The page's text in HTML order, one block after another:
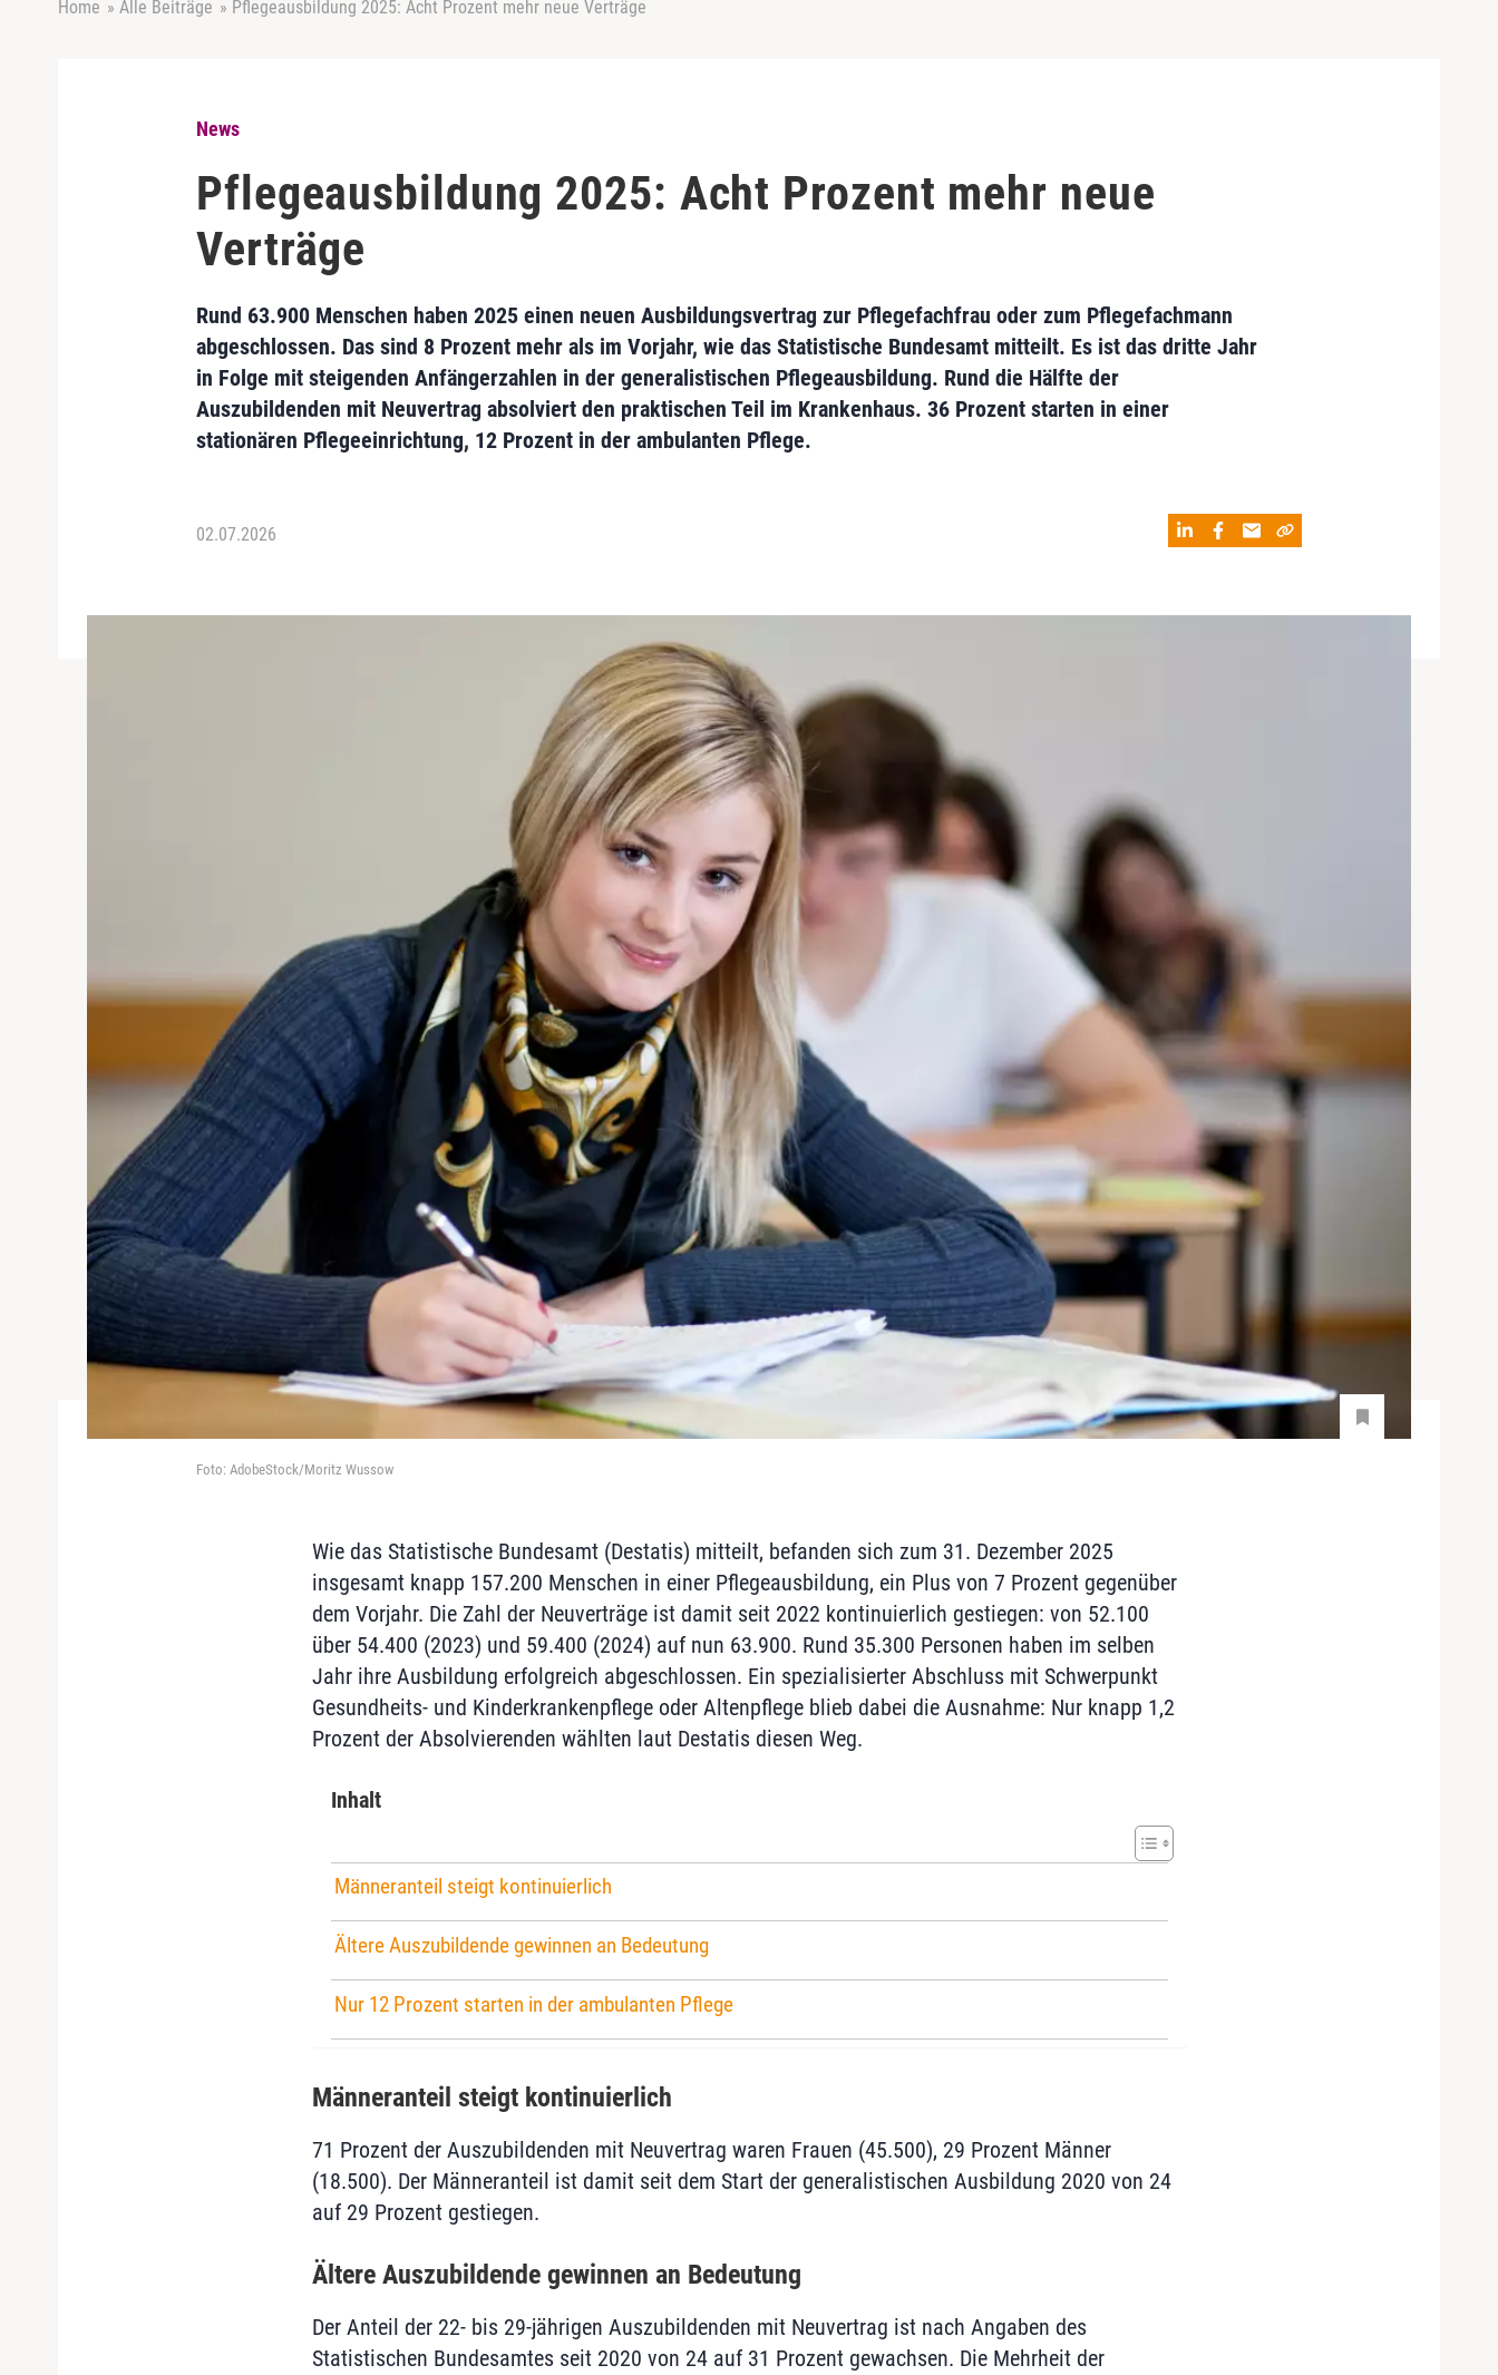
Home » Alle Beiträge » Pflegeausbildung 2025: Acht Prozent mehr neue Verträge
News
Pflegeausbildung 2025: Acht Prozent mehr neue
Verträge
Rund 63.900 Menschen haben 2025 einen neuen Ausbildungsvertrag zur Pflegefachfrau oder zum Pflegefachmann
abgeschlossen. Das sind 8 Prozent mehr als im Vorjahr, wie das Statistische Bundesamt mitteilt. Es ist das dritte Jahr
in Folge mit steigenden Anfängerzahlen in der generalistischen Pflegeausbildung. Rund die Hälfte der
Auszubildenden mit Neuvertrag absolviert den praktischen Teil im Krankenhaus. 36 Prozent starten in einer
stationären Pflegeeinrichtung, 12 Prozent in der ambulanten Pflege.
02.07.2026
Foto: AdobeStock/Moritz Wussow
Wie das Statistische Bundesamt (Destatis) mitteilt, befanden sich zum 31. Dezember 2025
insgesamt knapp 157.200 Menschen in einer Pflegeausbildung, ein Plus von 7 Prozent gegenüber
dem Vorjahr. Die Zahl der Neuverträge ist damit seit 2022 kontinuierlich gestiegen: von 52.100
über 54.400 (2023) und 59.400 (2024) auf nun 63.900. Rund 35.300 Personen haben im selben
Jahr ihre Ausbildung erfolgreich abgeschlossen. Ein spezialisierter Abschluss mit Schwerpunkt
Gesundheits- und Kinderkrankenpflege oder Altenpflege blieb dabei die Ausnahme: Nur knapp 1,2
Prozent der Absolvierenden wählten laut Destatis diesen Weg.
Inhalt
Männeranteil steigt kontinuierlich
Ältere Auszubildende gewinnen an Bedeutung
Nur 12 Prozent starten in der ambulanten Pflege
Männeranteil steigt kontinuierlich
71 Prozent der Auszubildenden mit Neuvertrag waren Frauen (45.500), 29 Prozent Männer
(18.500). Der Männeranteil ist damit seit dem Start der generalistischen Ausbildung 2020 von 24
auf 29 Prozent gestiegen.
Ältere Auszubildende gewinnen an Bedeutung
Der Anteil der 22- bis 29-jährigen Auszubildenden mit Neuvertrag ist nach Angaben des
Statistischen Bundesamtes seit 2020 von 24 auf 31 Prozent gewachsen. Die Mehrheit der